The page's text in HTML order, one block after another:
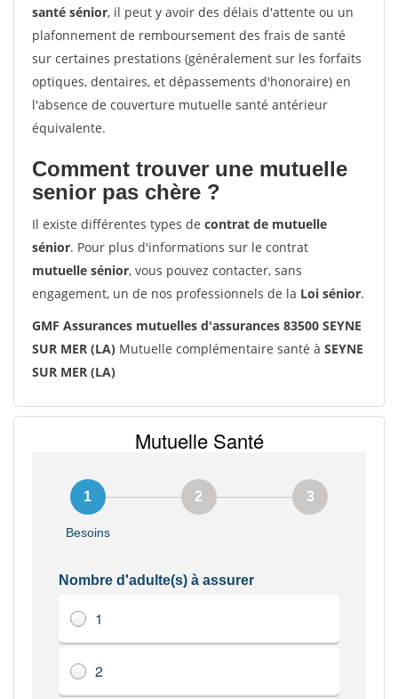
santé sénior, il peut y avoir des délais d'attente ou un
plafonnement de remboursement des frais de santé
sur certaines prestations (généralement sur les forfaits
optiques, dentaires, et dépassements d'honoraire) en
l'absence de couverture mutuelle santé antérieur
équivalente.
Comment trouver une mutuelle
senior pas chère ?
Il existe différentes types de contrat de mutuelle
sénior. Pour plus d'informations sur le contrat
mutuelle sénior, vous pouvez contacter, sans
engagement, un de nos professionnels de la Loi sénior.
GMF Assurances mutuelles d'assurances 83500 SEYNE
SUR MER (LA) Mutuelle complémentaire santé à SEYNE
SUR MER (LA)